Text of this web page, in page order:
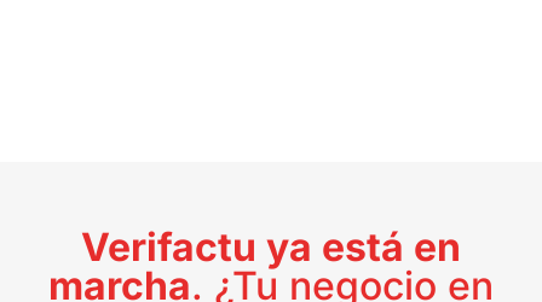
Verifactu ya está en
marcha. ¿Tu negocio en